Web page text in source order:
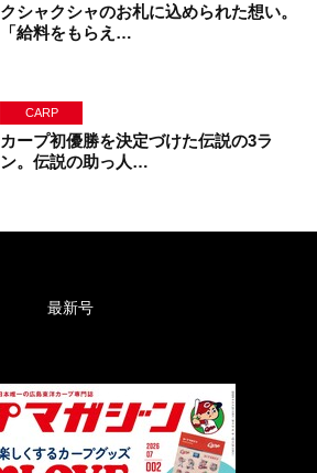
クシャクシャのお札に込められた想い。
「給料をもらえ…
CARP
カープ初優勝を決定づけた伝説の3ラ
ン。伝説の助っ人…
最新号